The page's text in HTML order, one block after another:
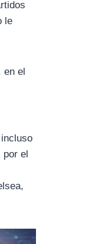
le
en el
por el